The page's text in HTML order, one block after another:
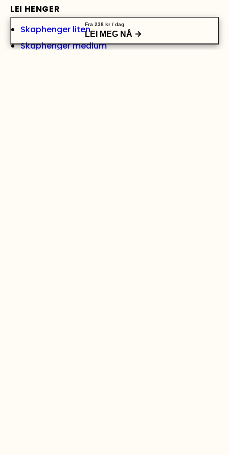
Fra 238 kr/ dag
LEI MEG NÅ
LEI HENGER
Skaphenger liten
Skaphenger medium